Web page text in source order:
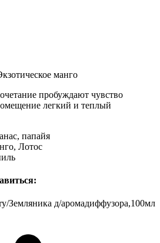
манго
пробуждают чувство
легкий и теплый
папайя
Лотос